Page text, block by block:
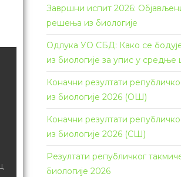
Завршни испит 2026:
решења из биологије
Одлука УО СБД: Како се
из биологије за упис у средње
Коначни резултати
из биологије 2026 (ОШ)
Коначни резултати
из биологије 2026 (СШ)
Резултати републичког
биологије 2026